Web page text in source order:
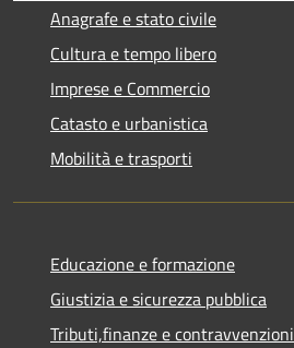
Anagrafe e stato civile
Cultura e tempo libero
Imprese e Commercio
Catasto e urbanistica
Mobilità e trasporti
Educazione e formazione
Giustizia e sicurezza pubblica
Tributi,finanze e contravvenzioni